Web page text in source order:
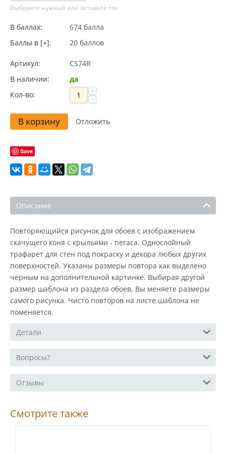
Выберите нужный или оставьте так
В баллах:
674 балла
Баллы в [+]:
20 баллов
Артикул:
CS74R
В наличии:
да
Кол-во:
+
−
В корзину Отложить
Save
Описание
Повторяющийся рисунок для обоев с изображением
скачущего коня с крыльями - пегаса. Однослойный
трафарет для стен под покраску и декора любых других
поверхностей. Указаны размеры повтора как выделено
черным на дополнительной картинке. Выбирая другой
размер шаблона из раздела обоев, Вы меняете размеры
самого рисунка. Чисто повторов на листе шаблона не
поменяется.
Детали
Вопросы?
Отзывы
Смотрите также